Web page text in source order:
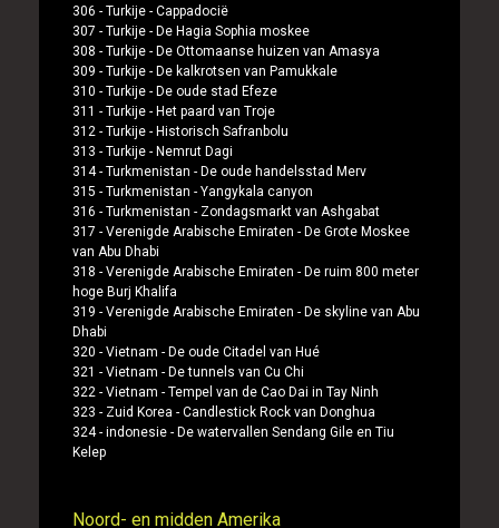
306 - Turkije - Cappadocië
307 - Turkije - De Hagia Sophia moskee
308 - Turkije - De Ottomaanse huizen van Amasya
309 - Turkije - De kalkrotsen van Pamukkale
310 - Turkije - De oude stad Efeze
311 - Turkije - Het paard van Troje
312 - Turkije - Historisch Safranbolu
313 - Turkije - Nemrut Dagi
314 - Turkmenistan - De oude handelsstad Merv
315 - Turkmenistan - Yangykala canyon
316 - Turkmenistan - Zondagsmarkt van Ashgabat
317 - Verenigde Arabische Emiraten - De Grote Moskee
van Abu Dhabi
318 - Verenigde Arabische Emiraten - De ruim 800 meter
hoge Burj Khalifa
319 - Verenigde Arabische Emiraten - De skyline van Abu
Dhabi
320 - Vietnam - De oude Citadel van Hué
321 - Vietnam - De tunnels van Cu Chi
322 - Vietnam - Tempel van de Cao Dai in Tay Ninh
323 - Zuid Korea - Candlestick Rock van Donghua
324 - indonesie - De watervallen Sendang Gile en Tiu
Kelep
Noord- en midden Amerika